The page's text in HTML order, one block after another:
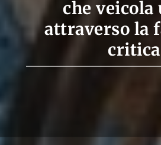
che
attraverso la